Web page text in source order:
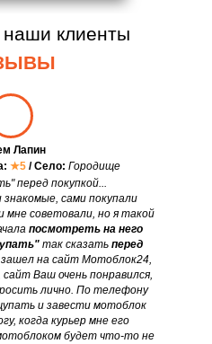
наши клиенты
перед покупкой...
знакомые, сами покупали
советовали, но я такой
посмотреть на него
так сказать перед
на сайт Мотоблок24,
Ваш очень понравился,
лично. По телефону
и завести мотоблок
когда курьер мне его
будет что-то не
Лапин
★5 / Село: Городище